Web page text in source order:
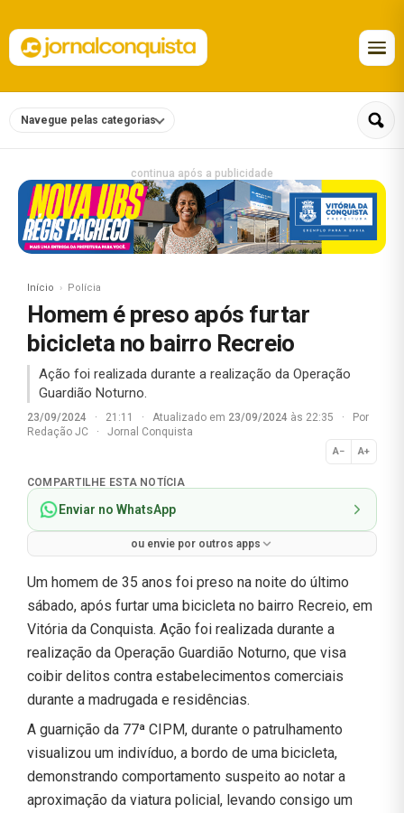
Navegue pelas categorias
continua após a publicidade
Início Polícia
Homem é preso após furtar
bicicleta no bairro Recreio
Ação foi realizada durante a realização da Operação
Guardião Noturno.
23/09/2024 · 21:11 · Atualizado em 23/09/2024 às 22:35 ·
Por
Redação JC
· Jornal Conquista
A− A+
Normal
COMPARTILHE ESTA NOTÍCIA
Enviar no WhatsApp
ou envie por outros apps
Um homem de 35 anos foi preso na noite do último
sábado, após furtar uma bicicleta no bairro Recreio, em
Vitória da Conquista. Ação foi realizada durante a
realização da Operação Guardião Noturno, que visa
coibir delitos contra estabelecimentos comerciais
durante a madrugada e residências.
A guarnição da 77ª CIPM, durante o patrulhamento
visualizou um indivíduo, a bordo de uma bicicleta,
demonstrando comportamento suspeito ao notar a
aproximação da viatura policial, levando consigo um